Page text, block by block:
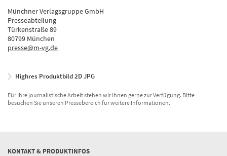
Münchner Verlagsgruppe GmbH
Presseabteilung
Türkenstraße 89
80799 München
presse@m-vg.de
Highres Produktbild 2D JPG
Für Ihre journalistische Arbeit stehen wir Ihnen gerne zur Verfügung. Bitte
besuchen Sie unseren Pressebereich für weitere Informationen.
KONTAKT & PRODUKTINFOS